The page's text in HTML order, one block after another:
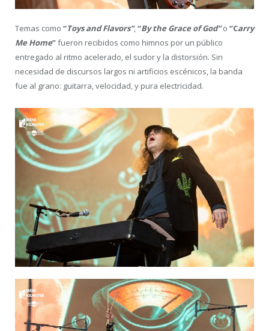
Temas como “Toys and Flavors”,“By the Grace of God”o “Carry
Me Home”fueron recibidos como himnos por un público
entregado al ritmo acelerado, el sudor y la distorsión. Sin
necesidad de discursos largos ni artificios escénicos, la banda
fue al grano: guitarra, velocidad, y pura electricidad.